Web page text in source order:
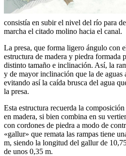
consistía en subir el nivel del río para
marcha el citado molino hacia el canal.
La presa, que forma ligero ángulo con
estructura de madera y piedra formada
distinto tamaño e inclinación. Así, la
y de mayor inclinación que la de aguas
evitando así la caída brusca del agua
la presa.
Esta estructura recuerda la
en madera, si bien combina en su
con cordones de piedra a modo de
«gallur» que remata las rampas tiene
m, siendo la longitud del gallur de
de unos 0,35 m.